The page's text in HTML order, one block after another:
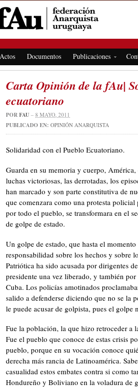
Actos Documentos Publicaciones
Carta Opinión de la fAu|
ecuatoriano
PORFAU – 8 MAYO, 2011
PUBLICADO EN: OPINIÓN ANARQUISTA
Solidaridad con el Pueblo Ecuatoriano.
Guarda en su memoria y cuerpo,
luchas victoriosas, las derrotadas, los
han marcado y son parte constitutiva de
que comenzara como una protesta
por todo el pueblo, se transformara en el
de golpe de estado.
Un golpe de estado, que hasta el
responsabilidad sobre los hechos y sobre
Patriótica ha sido acusada por dirigentes
presidente una vez liberado, y también
Cuba. Los policías amotinados
salido a defenderse diciendo que no se la
le puede acusar de golpista, pues el golpe
Fue la población, la que hizo retroceder a
Fue el pueblo que conoce de estas crisis
pueblo, porque en su vocación conoce
derecha más rancia de Latinoamérica.
casualidad estos embates contra si como
Hondureño y Boliviano en la voladura de